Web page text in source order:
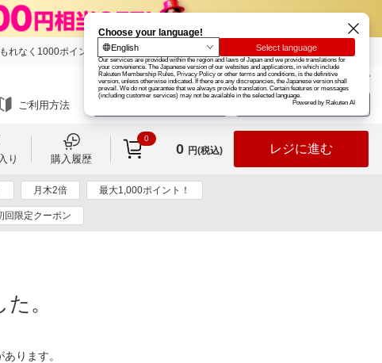
れなく1000ポイント 楽天グループ カード
お知らせ ヘルプ
ご利用方法 ログイン
り 購入履歴
0
0 円(税込) レジに進む
月木2倍 最大1,000ポイント！
回限定クーポン
。
ります。